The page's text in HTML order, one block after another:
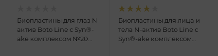
Биопластины для глаз N-
актив Boto Line с Syn®-
ake комплексом №20
Биопластины для лица и
тела N-актив Boto Line с
Syn®-ake комплексом